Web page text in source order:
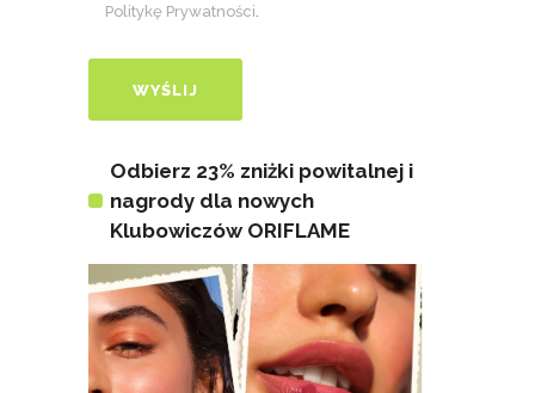
Politykę Prywatności
Odbierz 23% zniżki powitalnej i
nagrody dla nowych
Klubowiczów ORIFLAME